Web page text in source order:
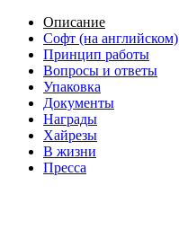
Описание
Софт (на английском)
Принцип работы
Вопросы и ответы
Упаковка
Документы
Награды
Хайрезы
В жизни
Пресса